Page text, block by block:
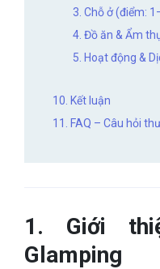
3. Chỗ ở (điểm:
4. Đồ ăn & Ẩm
5. Hoạt động &
10. Kết luận
11. FAQ – Câu hỏi
1. Giới
Glamping